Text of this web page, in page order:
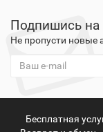
Подпишись на
Не пропусти новые
Бесплатная